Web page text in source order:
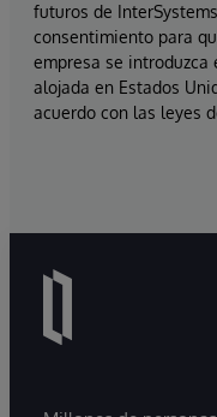
futuros de
consentimiento para
empresa se introduzca
alojada en Estados
acuerdo con las leyes